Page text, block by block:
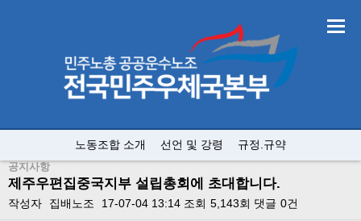
노동조합 소개 선언 및 강령 규정.규약
공지사항
제주우편집중국지부 설립총회에 초대합니다.
작성자 집배노조 17-07-04 13:14 조회 5,143회 댓글 0건